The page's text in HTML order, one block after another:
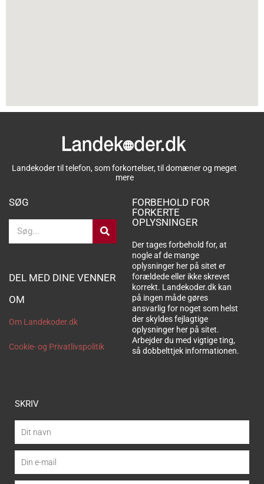
Landekoder til telefon, som forkortelser, til domæner og meget
mere
SØG
DEL MED DINE VENNER
OM
Om Landekoder.dk
Cookie- og Privatlivspolitik
FORBEHOLD FOR
FORKERTE
OPLYSNINGER
Der tages forbehold for, at
nogle af de mange
oplysninger her på sitet er
forældede eller ikke skrevet
korrekt. Landekoder.dk kan
på ingen måde gøres
ansvarlig for noget som helst
der skyldes fejlagtige
oplysninger her på sitet.
Arbejder du med vigtige ting,
så dobbelttjek informationen.
SKRIV